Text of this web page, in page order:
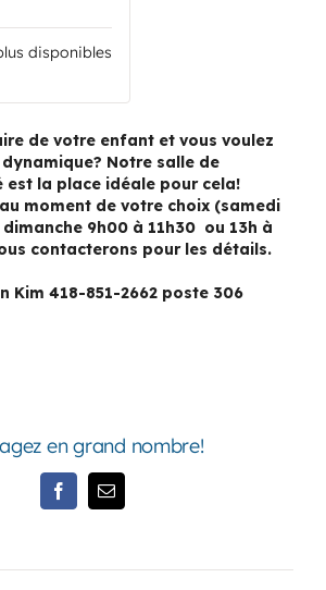
disponibles
de votre enfant et vous voulez
Notre salle de
est la place idéale pour cela!
moment de votre choix (samedi
dimanche 9h00 à 11h30 ou 13h à
contacterons pour les détails.
Kim 418-851-2662 poste 306
en grand nombre!
FacebookEmail